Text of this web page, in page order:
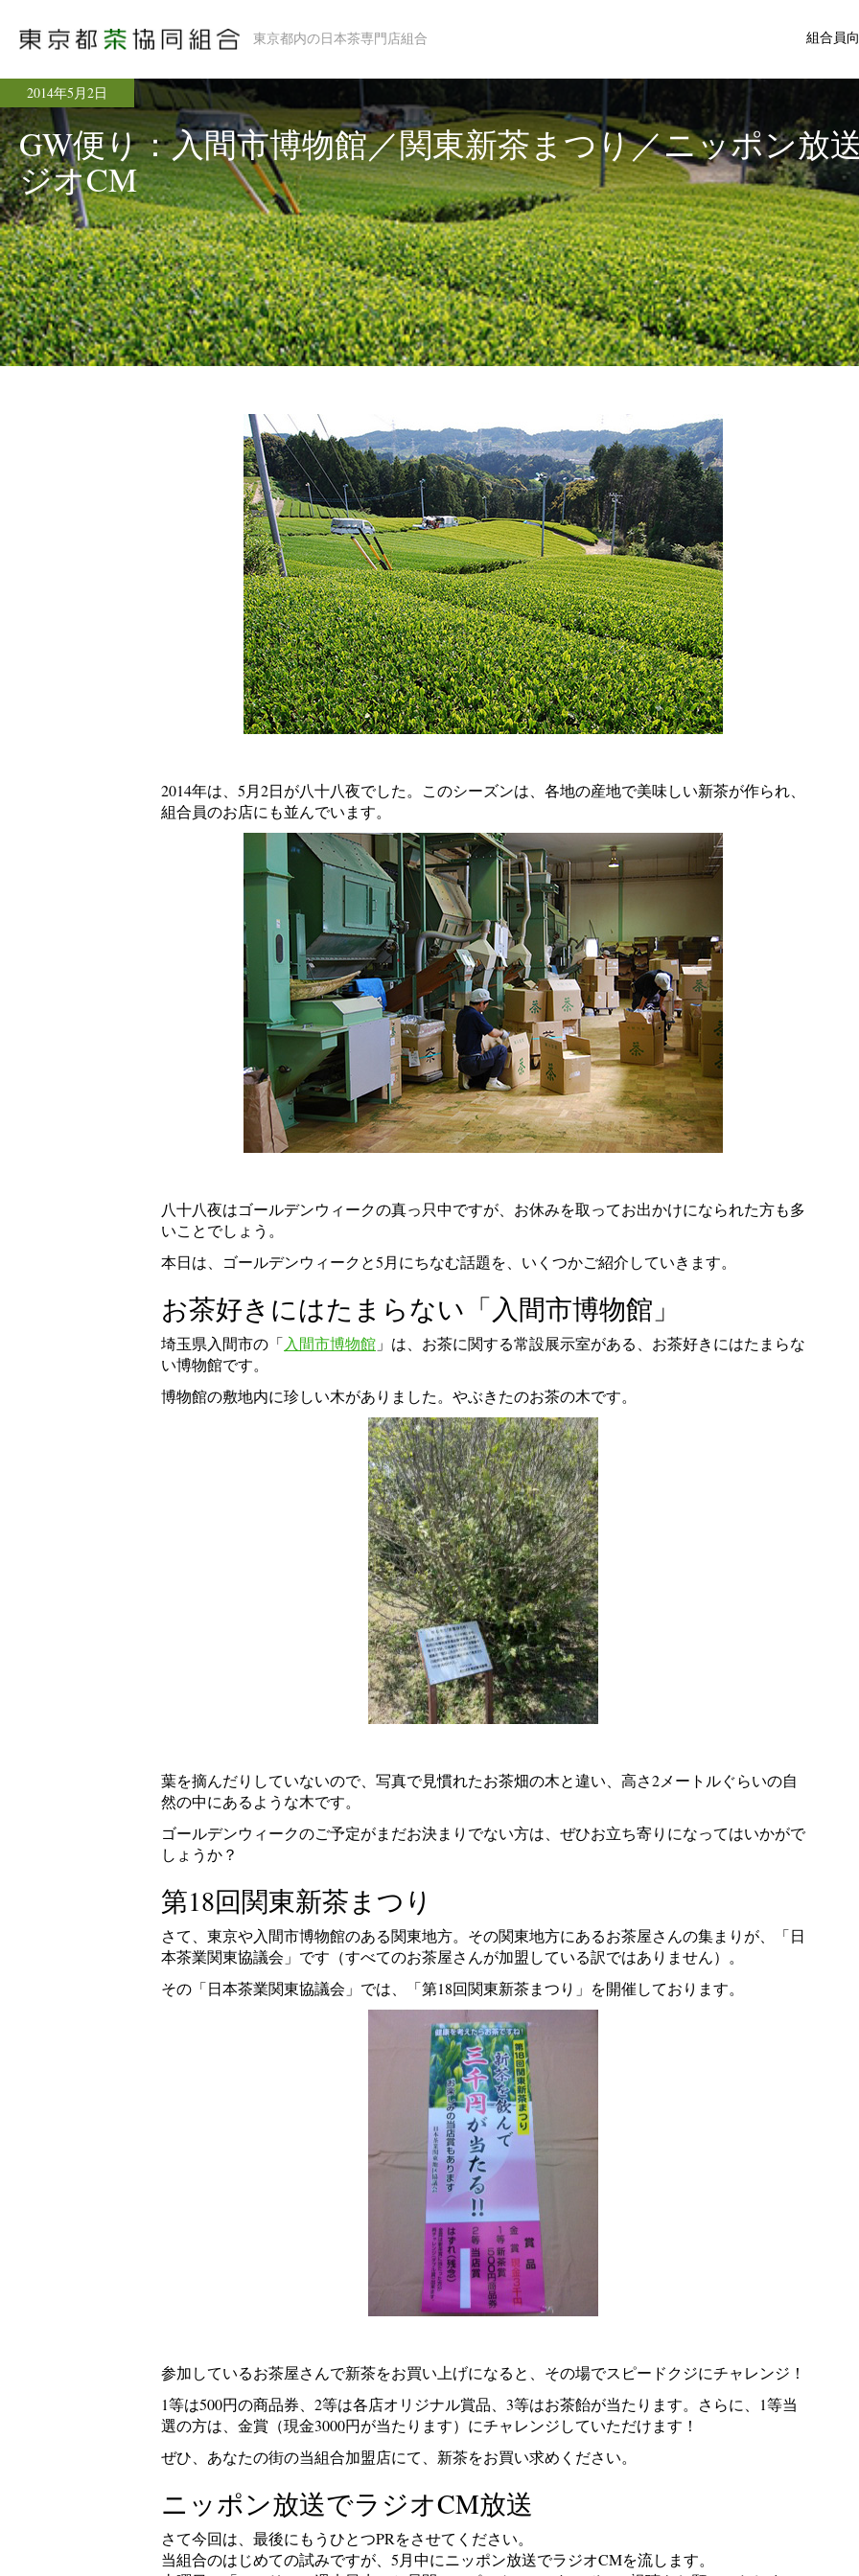
東京都内の日本茶専門店組合 組合員
2014年5月2日
GW便り：入間市博物館／関東新茶まつり／ニッポン放
ジオCM
2014年は、5月2日が八十八夜でした。このシーズンは、各地の産地で美味しい新茶が作られ、
組合員のお店にも並んでいます。
八十八夜はゴールデンウィークの真っ只中ですが、お休みを取ってお出かけになられた方も多
いことでしょう。
本日は、ゴールデンウィークと5月にちなむ話題を、いくつかご紹介していきます。
お茶好きにはたまらない「入間市博物館」
埼玉県入間市の「入間市博物館 」は、お茶に関する常設展示室がある、お茶好きにはたまらな
い博物館です。
博物館の敷地内に珍しい木がありました。やぶきたのお茶の木です。
葉を摘んだりしていないので、写真で見慣れたお茶畑の木と違い、高さ2メートルぐらいの自
然の中にあるような木です。
ゴールデンウィークのご予定がまだお決まりでない方は、ぜひお立ち寄りになってはいかがで
しょうか？
第18回関東新茶まつり
さて、東京や入間市博物館のある関東地方。その関東地方にあるお茶屋さんの集まりが、「日
本茶業関東協議会」です（すべてのお茶屋さんが加盟している訳ではありません）。
その「日本茶業関東協議会」では、「第18回関東新茶まつり」を開催しております。
参加しているお茶屋さんで新茶をお買い上げになると、その場でスピードクジにチャレンジ！
1等は500円の商品券、2等は各店オリジナル賞品、3等はお茶飴が当たります。さらに、1等当
選の方は、金賞（現金3000円が当たります）にチャレンジしていただけます！
ぜひ、あなたの街の当組合加盟店にて、新茶をお買い求めください。
ニッポン放送でラジオCM放送
さて今回は、最後にもうひとつPRをさせてください。
当組合のはじめての試みですが、5月中にニッポン放送でラジオCMを流します。